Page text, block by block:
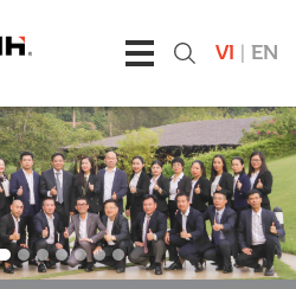
VI | EN